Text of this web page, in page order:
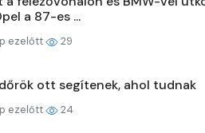
a 87-es ...
ezelőtt 29
ott segítenek, ahol tudnak
ezelőtt 24